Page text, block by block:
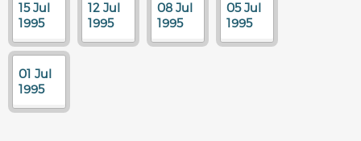
15 Jul
1995
12 Jul
1995
08 Jul
1995
05 Jul
1995
01 Jul
1995